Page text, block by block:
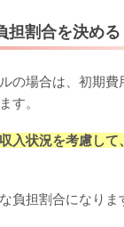
担割合を決める
の場合は、初期費
す。
入状況を考慮して
負担割合になりま